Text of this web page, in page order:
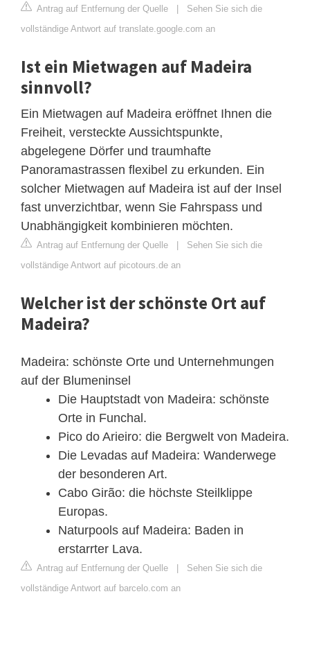
Antrag auf Entfernung der Quelle | Sehen Sie sich die
vollständige Antwort auf translate.google.com an
Ist ein Mietwagen auf Madeira
sinnvoll?
Ein Mietwagen auf Madeira eröffnet Ihnen die
Freiheit, versteckte Aussichtspunkte,
abgelegene Dörfer und traumhafte
Panoramastrassen flexibel zu erkunden. Ein
solcher Mietwagen auf Madeira ist auf der Insel
fast unverzichtbar, wenn Sie Fahrspass und
Unabhängigkeit kombinieren möchten.
Antrag auf Entfernung der Quelle | Sehen Sie sich die
vollständige Antwort auf picotours.de an
Welcher ist der schönste Ort auf
Madeira?
Madeira: schönste Orte und Unternehmungen
auf der Blumeninsel
Die Hauptstadt von Madeira: schönste
Orte in Funchal.
Pico do Arieiro: die Bergwelt von Madeira.
Die Levadas auf Madeira: Wanderwege
der besonderen Art.
Cabo Girão: die höchste Steilklippe
Europas.
Naturpools auf Madeira: Baden in
erstarrter Lava.
Antrag auf Entfernung der Quelle | Sehen Sie sich die
vollständige Antwort auf barcelo.com an